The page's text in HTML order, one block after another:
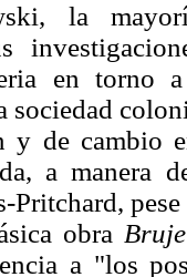
la
en torno
sociedad
y de cambio
a manera
Pritchard,
obra
a "los